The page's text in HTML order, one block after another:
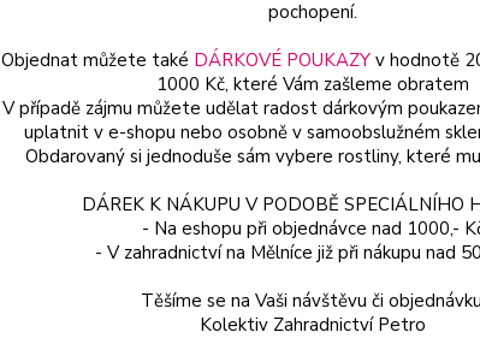
pochopení.
Objednat můžete také DÁRKOVÉ POUKAZYv hodnotě
1000 Kč, které Vám zašleme obratem
V případě zájmu můžete udělat radost dárkovým
uplatnit v e-shopu nebo osobně v samoobslužném
Obdarovaný si jednoduše sám vybere rostliny, které
DÁREK K NÁKUPU V PODOBĚ SPECIÁLNÍHO
- Na eshopu při objednávce nad 1000,-
- V zahradnictví na Mělníce již při nákupu nad
Těšíme se na Vaši návštěvu či
Kolektiv Zahradnictví Petro